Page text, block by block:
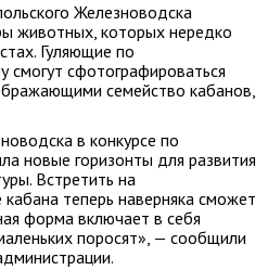
Железноводска
животных, которых нередко
Гуляющие по
смогут сфотографироваться
семейство кабанов,
в конкурсе по
новые горизонты для развития
Встретить на
теперь наверняка сможет
форма включает в себя
поросят», — сообщили